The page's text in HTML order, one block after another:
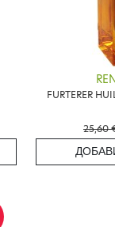
FURTERER
25,60